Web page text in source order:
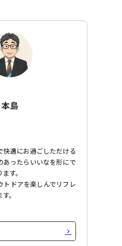
本島
快適にお過ごしただける
あったらいいなを形にで
す。
トドアを楽しんでリフレ
。